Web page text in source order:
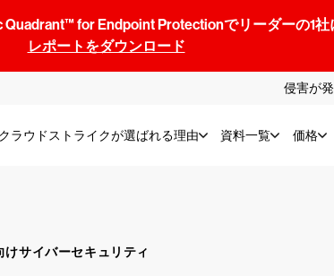
for Endpoint Protectionでリーダーの1社
レポートをダウンロード
侵害が
クラウドストライクが選ばれる理由 資料一覧 価格
けサイバーセキュリティ